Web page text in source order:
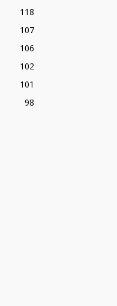
118
107
106
102
101
98